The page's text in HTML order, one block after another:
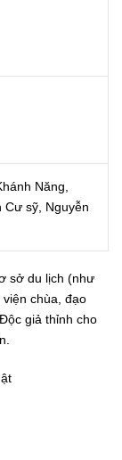
Năng,
Cư sỹ, Nguyễn
sở du lịch (như
chùa, đạo
giả thỉnh cho